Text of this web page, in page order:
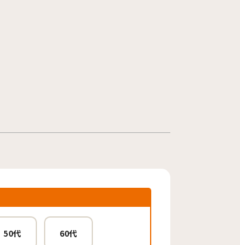
50代 60代